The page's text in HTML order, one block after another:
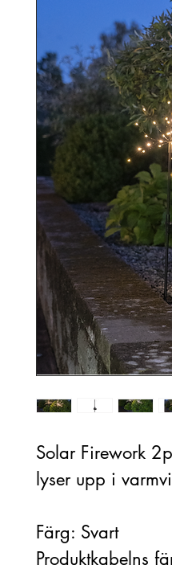
Solar Firework
lyser upp i
Färg: Svart
Produktkabelns